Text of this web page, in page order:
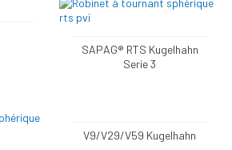
SAPAG® RTS Kugelhahn
Serie 3
V9/V29/V59 Kugelhahn